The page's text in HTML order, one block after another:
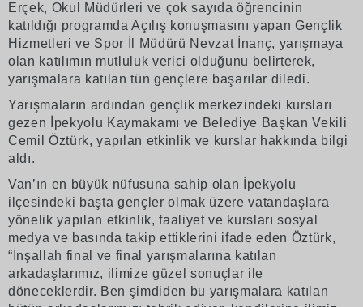
Erçek, Okul Müdürleri ve çok sayıda öğrencinin
katıldığı programda Açılış konuşmasını yapan Gençlik
Hizmetleri ve Spor İl Müdürü Nevzat İnanç, yarışmaya
olan katılımın mutluluk verici olduğunu belirterek,
yarışmalara katılan tün gençlere başarılar diledi.
Yarışmaların ardından gençlik merkezindeki kursları
gezen İpekyolu Kaymakamı ve Belediye Başkan Vekili
Cemil Öztürk, yapılan etkinlik ve kurslar hakkında bilgi
aldı.
Van’ın en büyük nüfusuna sahip olan İpekyolu
ilçesindeki başta gençler olmak üzere vatandaşlara
yönelik yapılan etkinlik, faaliyet ve kursları sosyal
medya ve basında takip ettiklerini ifade eden Öztürk,
“İnşallah final ve final yarışmalarına katılan
arkadaşlarımız, ilimize güzel sonuçlar ile
döneceklerdir. Ben şimdiden bu yarışmalara katılan